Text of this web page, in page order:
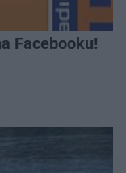
Facebooku!